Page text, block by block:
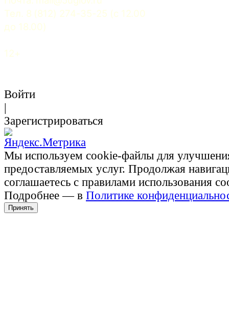
Тел. 8 (812) 274-35-25 (c 12.00
до 18.00)
12+
Войти
|
Зарегистрироваться
Мы используем cookie-файлы для
предоставляемых услуг. Продолжая
соглашаетесь с правилами использования
Подробнее — в Политике
Принять